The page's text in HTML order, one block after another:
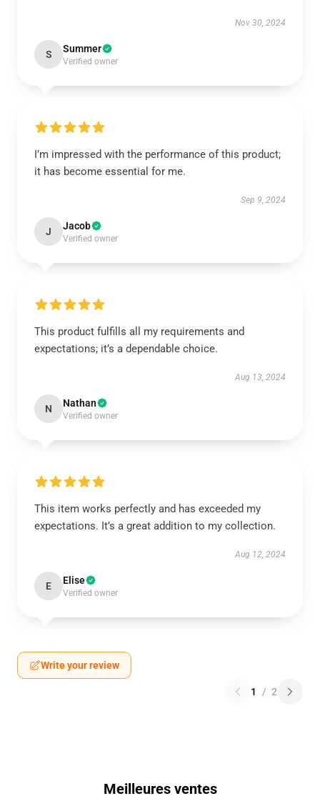
Nov 30, 2024
S Summer
Verified owner
I’m impressed with the performance of this product;
it has become essential for me.
Sep 9, 2024
J Jacob
Verified owner
This product fulfills all my requirements and
expectations; it’s a dependable choice.
Aug 13, 2024
N Nathan
Verified owner
This item works perfectly and has exceeded my
expectations. It’s a great addition to my collection.
Aug 12, 2024
E Elise
Verified owner
Write your review
1 / 2
Meilleures ventes